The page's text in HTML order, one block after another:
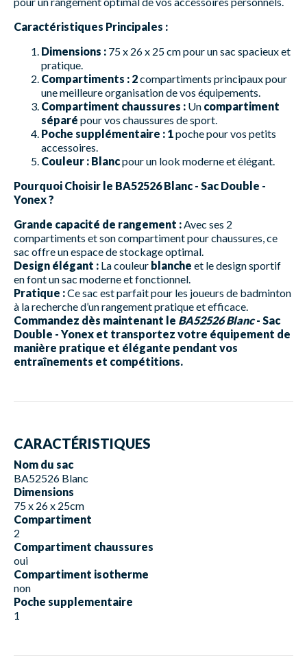
Caractéristiques Principales :
Dimensions : 75 x 26 x 25 cm pour un sac spacieux et
pratique.
Compartiments : 2compartiments principaux pour
une meilleure organisation de vos équipements.
Compartiment chaussures : Un compartiment
séparé pour vos chaussures de sport.
Poche supplémentaire : 1 poche pour vos petits
accessoires.
Couleur : Blancpour un look moderne et élégant.
Pourquoi Choisir le BA52526 Blanc - Sac Double -
Yonex ?
Grande capacité de rangement : Avec ses 2
compartiments et son compartiment pour chaussures, ce
sac offre un espace de stockage optimal.
Design élégant : La couleur blanche et le design sportif
en font un sac moderne et fonctionnel.
Pratique :Ce sac est parfait pour les joueurs de badminton
à la recherche d’un rangement pratique et efficace.
Commandez dès maintenant le BA52526 Blanc- Sac
Double - Yonex et transportez votre équipement de
manière pratique et élégante pendant vos
entraînements et compétitions.
CARACTÉRISTIQUES
Nom du sac
BA52526 Blanc
Dimensions
75 x 26 x 25cm
Compartiment
2
Compartiment chaussures
oui
Compartiment isotherme
non
Poche supplementaire
1